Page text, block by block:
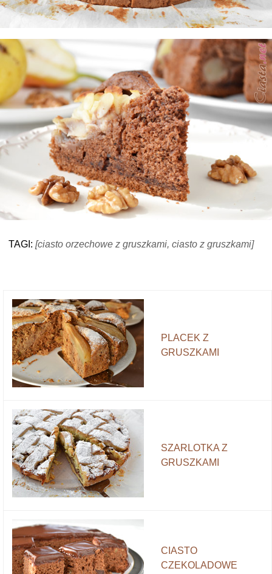
TAGI: [ciasto orzechowe z gruszkami, ciasto z gruszkami]
PLACEK Z
GRUSZKAMI
SZARLOTKA Z
GRUSZKAMI
CIASTO
CZEKOLADOWE